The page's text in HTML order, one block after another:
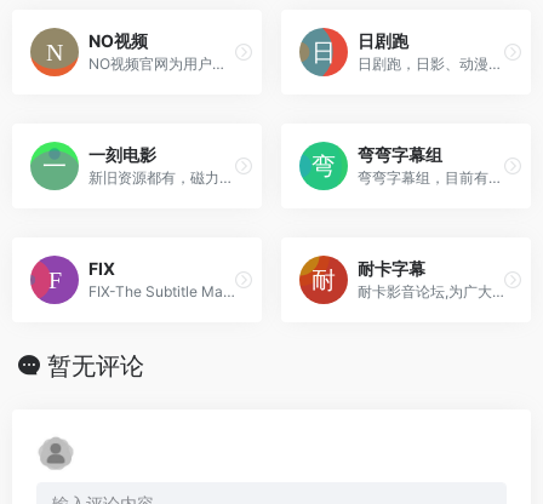
NO视频
NO视频官网为用户提供及时的海外热门剧集在线观看，友好无广告，致力于最轻松的追剧体验。
日剧跑
日剧跑，日影、动漫分享，百度网盘等高清下载，迅雷高速下载。
一刻电影
新旧资源都有，磁力和网盘资源为主。
弯弯字幕组
弯弯字幕组，目前有的语种包括英语、日语、韩语、泰语、西语、葡语、法语、德语、意语、俄语、荷兰语、波兰语、瑞语、阿拉伯语，波斯语共18种。
FIX
FIX-The Subtitle Man 美剧 英剧 欧美电影 韩影 日剧 日影 法剧 法影 德剧 纪录片 特效字幕制作 百度网盘 迅雷下载 在线观看 BT下载 天天美剧
耐卡字幕
耐卡影音论坛,为广大网友提供干净,平等,直接的互动美剧影视平台
暂无评论